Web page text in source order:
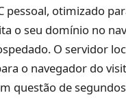
otimizado
o seu domínio no
O servidor
o navegador do
questão de